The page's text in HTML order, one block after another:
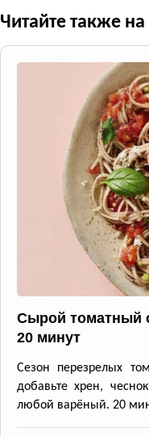
Читайте также
Сырой томатный
20 минут
Сезон перезрелых
добавьте хрен,
любой варёный. 20